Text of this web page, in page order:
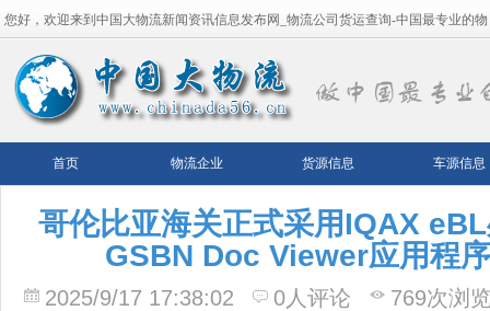
您好，欢迎来到中国大物流新闻资讯信息发布网_物流公司货运查询-中国最专业的物
流平台！
首页 物流企业 货源信息 车源信息
哥伦比亚海关正式采用IQAX
GSBN Doc Viewer应用程
2025/9/17 17:38:02 0人评论
769次浏